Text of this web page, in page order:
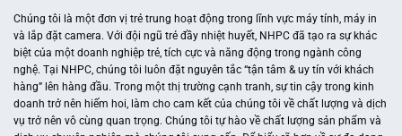
Chúng tôi là một đơn vị trẻ trung hoạt động trong lĩnh vực máy tính, máy in
và lắp đặt camera. Với đội ngũ trẻ đầy nhiệt huyết, NHPC đã tạo ra sự khác
biệt của một doanh nghiệp trẻ, tích cực và năng động trong ngành công
nghệ. Tại NHPC, chúng tôi luôn đặt nguyên tắc “tận tâm & uy tín với khách
hàng” lên hàng đầu. Trong một thị trường cạnh tranh, sự tin cậy trong kinh
doanh trở nên hiếm hoi, làm cho cam kết của chúng tôi về chất lượng và dịch
vụ trở nên vô cùng quan trọng. Chúng tôi tự hào về chất lượng sản phẩm và